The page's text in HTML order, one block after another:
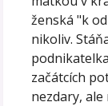
ženská "k
nikoliv.
začátcích
nezdary, ale